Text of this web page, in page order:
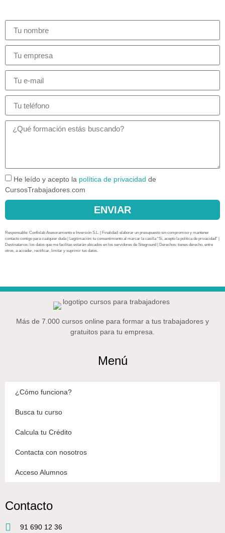
He leído y acepto la política de privacidad de
CursosTrabajadores.com
ENVIAR
Responsable: Confislab Asesoramiento e Inversión S.L. | Finalidad: elaborar un presupuesto sin compromiso y mantener
contacto contigo para cualquier duda | Legitimación: tu consentimiento al marcar la casilla “Sí, acepto la política de privacidad” |
Destinatarios: los datos que me facilitas estarán ubicados en los servidores de Siteground | Derechos: tienes derecho, entre
otros, a acceder, rectificar, limitar y suprimir tus datos.
Más de 7.000 cursos online para formar a tus trabajadores y
gratuitos para tu empresa.
Menú
¿Cómo funciona?
Busca tu curso
Calcula tu Crédito
Contacta con nosotros
Acceso Alumnos
Contacto
91 690 12 36